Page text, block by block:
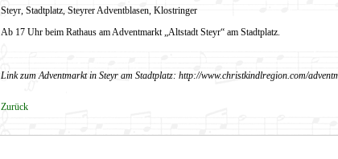
Steyr, Stadtplatz, Steyrer Adventblasen, Klostringer
Ab 17 Uhr beim Rathaus am Adventmarkt „Altstadt Steyr“ am Stadtplatz.
Link zum Adventmarkt in Steyr am Stadtplatz: http://www.christkindlregion.com/
Zurück